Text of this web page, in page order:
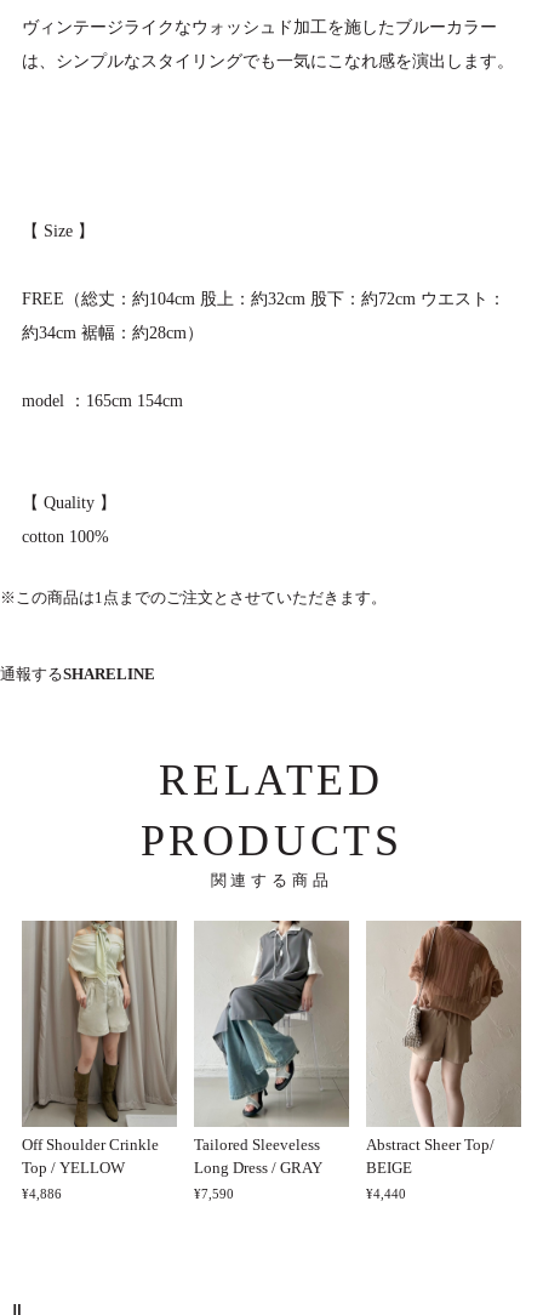
ヴィンテージライクなウォッシュド加工を施したブルーカラー
は、シンプルなスタイリングでも一気にこなれ感を演出します。
【 Size 】
FREE（総丈：約104cm 股上：約32cm 股下：約72cm ウエスト：
約34cm 裾幅：約28cm）
model ：165cm 154cm
【 Quality 】
cotton 100%
※この商品は1点までのご注文とさせていただきます。
通報するSHARELINE
RELATED
PRODUCTS
関連する商品
Off Shoulder Crinkle
Top / YELLOW
¥4,886
Tailored Sleeveless
Long Dress / GRAY
¥7,590
Abstract Sheer Top/
BEIGE
¥4,440